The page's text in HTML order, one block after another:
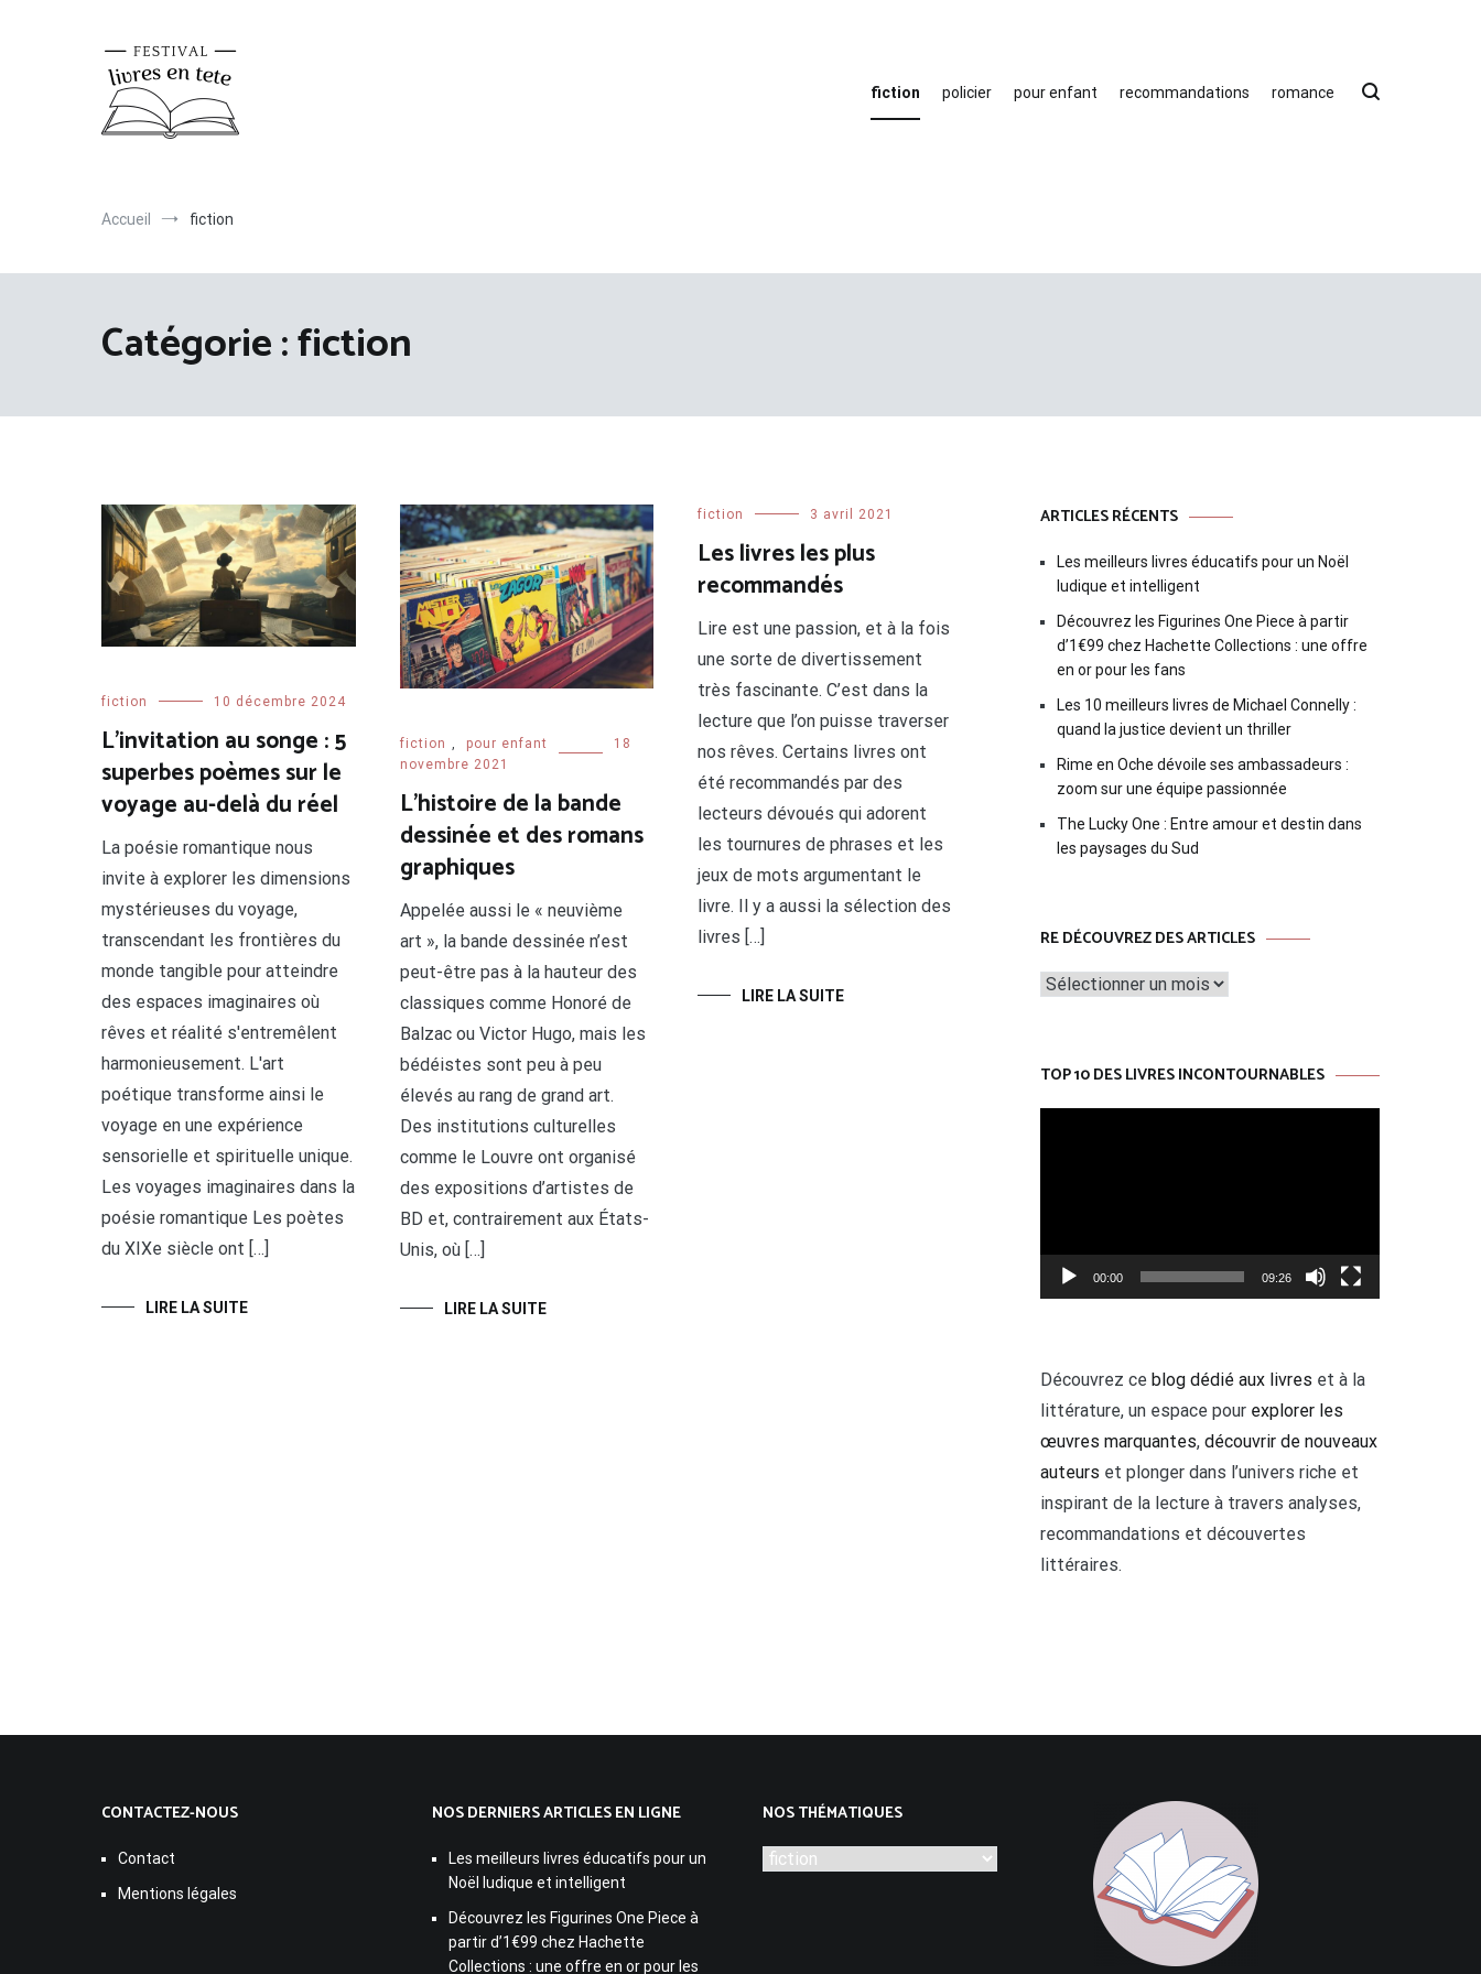
fiction policier pour enfant recommandations romance
Accueil fiction
Catégorie :fiction
fiction 10 décembre 2024
L’invitation au songe : 5
superbes poèmes sur le
voyage au-delà du réel
La poésie romantique nous
invite à explorer les dimensions
mystérieuses du voyage,
transcendant les frontières du
monde tangible pour atteindre
des espaces imaginaires où
rêves et réalité s'entremêlent
harmonieusement. L'art
poétique transforme ainsi le
voyage en une expérience
sensorielle et spirituelle unique.
Les voyages imaginaires dans la
poésie romantique Les poètes
du XIXe siècle ont […]
LIRE LA SUITE
fiction , pour enfant
18
novembre 2021
L’histoire de la bande
dessinée et des romans
graphiques
Appelée aussi le « neuvième
art », la bande dessinée n’est
peut-être pas à la hauteur des
classiques comme Honoré de
Balzac ou Victor Hugo, mais les
bédéistes sont peu à peu
élevés au rang de grand art.
Des institutions culturelles
comme le Louvre ont organisé
des expositions d’artistes de
BD et, contrairement aux États-
Unis, où […]
LIRE LA SUITE
fiction 3 avril 2021
Les livres les plus
recommandés
Lire est une passion, et à la fois
une sorte de divertissement
très fascinante. C’est dans la
lecture que l’on puisse traverser
nos rêves. Certains livres ont
été recommandés par des
lecteurs dévoués qui adorent
les tournures de phrases et les
jeux de mots argumentant le
livre. Il y a aussi la sélection des
livres […]
LIRE LA SUITE
ARTICLES RÉCENTS
Les meilleurs livres éducatifs pour un Noël
ludique et intelligent
Découvrez les Figurines One Piece à partir
d’1€99 chez Hachette Collections : une offre
en or pour les fans
Les 10 meilleurs livres de Michael Connelly :
quand la justice devient un thriller
Rime en Oche dévoile ses ambassadeurs :
zoom sur une équipe passionnée
The Lucky One : Entre amour et destin dans
les paysages du Sud
RE DÉCOUVREZ DES ARTICLESRe
TOP 10 DES LIVRES INCONTOURNABLES
00:00 09:26
Découvrez ce blog dédié aux livres et à la
littérature, un espace pour explorer les
œuvres marquantes, découvrir de nouveaux
auteurs et plonger dans l’univers riche et
inspirant de la lecture à travers analyses,
recommandations et découvertes
littéraires.
CONTACTEZ-NOUS
Contact
Mentions légales
NOS DERNIERS ARTICLES EN LIGNE
Les meilleurs livres éducatifs pour un
Noël ludique et intelligent
Découvrez les Figurines One Piece à
partir d’1€99 chez Hachette
Collections : une offre en or pour les
NOS THÉMATIQUES
Nos
thématiques